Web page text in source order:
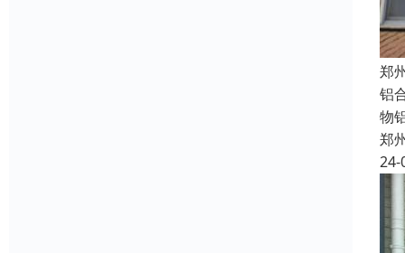
郑
铝
物
郑
24-